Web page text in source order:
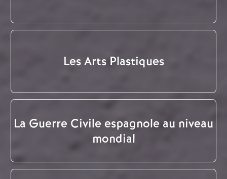
Les Arts Plastiques
La Guerre Civile espagnole au niveau
mondial